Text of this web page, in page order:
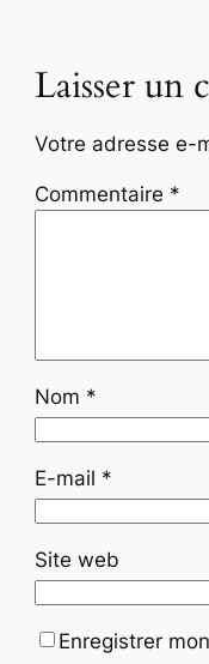
Laisser un
Votre adresse e-
Commentaire *
Nom *
E-mail *
Site web
Enregistrer